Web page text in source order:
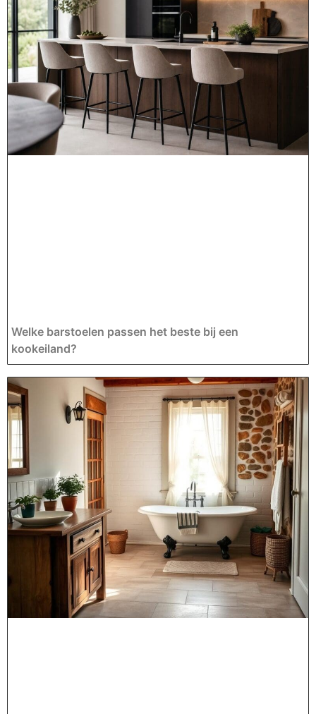
Welke barstoelen passen het beste bij een
kookeiland?